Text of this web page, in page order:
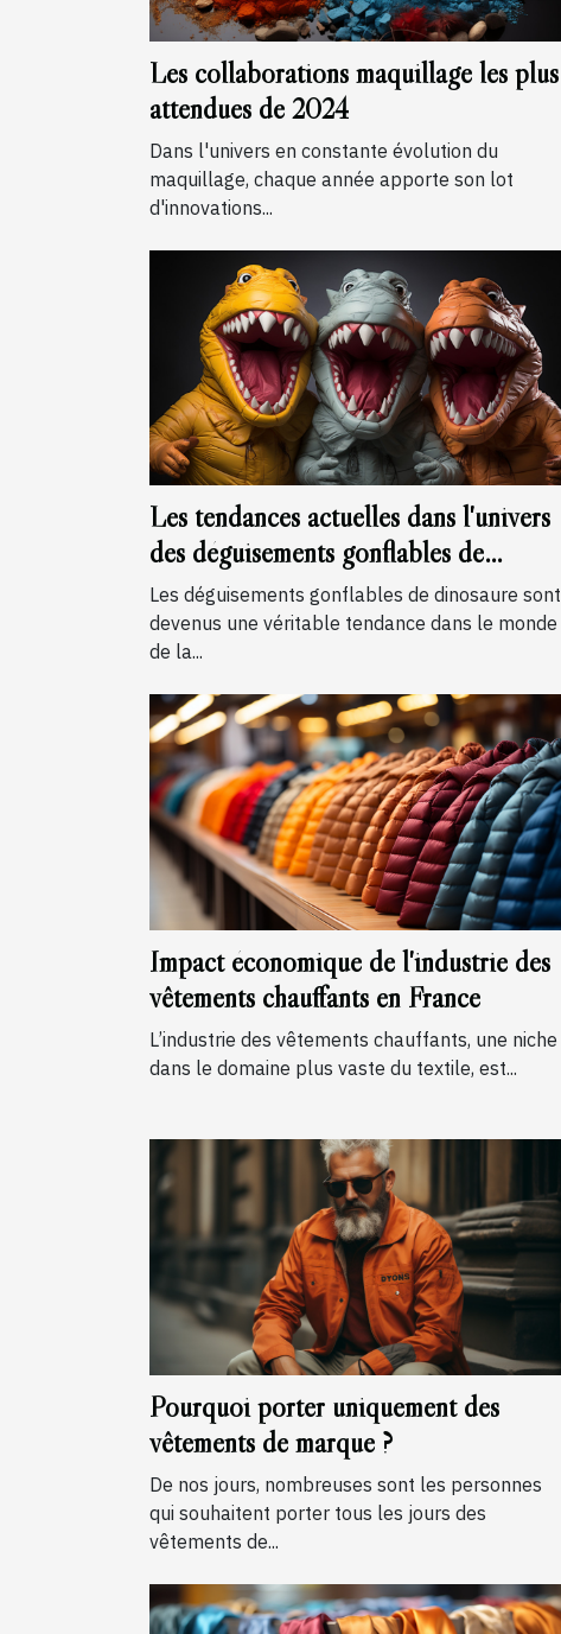
Les collaborations maquillage les plus
attendues de 2024
Dans l'univers en constante évolution du
maquillage, chaque année apporte son lot
d'innovations...
Les tendances actuelles dans l'univers
des déguisements gonflables de
dinosaure
Les déguisements gonflables de dinosaure sont
devenus une véritable tendance dans le monde
de la...
Impact économique de l'industrie des
vêtements chauffants en France
L’industrie des vêtements chauffants, une niche
dans le domaine plus vaste du textile, est...
Pourquoi porter uniquement des
vêtements de marque ?
De nos jours, nombreuses sont les personnes
qui souhaitent porter tous les jours des
vêtements de...